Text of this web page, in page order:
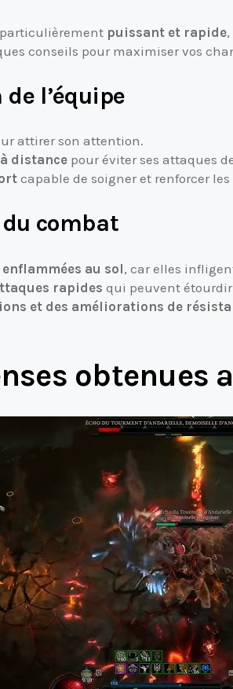
puissant et rapide
conseils pour maximiser vos
l’équipe
attirer son attention.
à distance pour éviter ses attaques
capable de soigner et renforcer
combat
enflammées au sol, car elles
rapides qui peuvent
et des améliorations de
obtenues